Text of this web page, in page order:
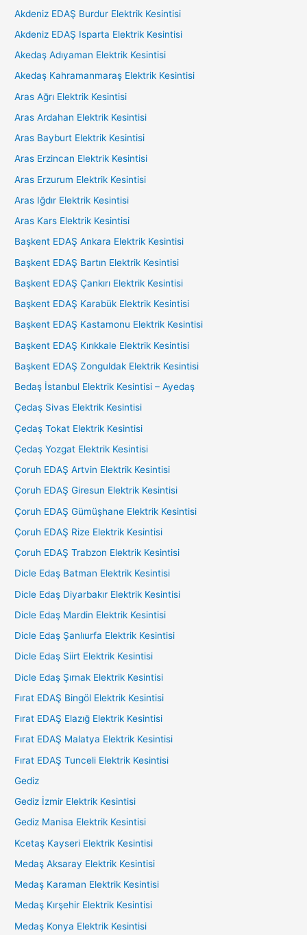
Akdeniz EDAŞ Burdur Elektrik Kesintisi
Akdeniz EDAŞ Isparta Elektrik Kesintisi
Akedaş Adıyaman Elektrik Kesintisi
Akedaş Kahramanmaraş Elektrik Kesintisi
Aras Ağrı Elektrik Kesintisi
Aras Ardahan Elektrik Kesintisi
Aras Bayburt Elektrik Kesintisi
Aras Erzincan Elektrik Kesintisi
Aras Erzurum Elektrik Kesintisi
Aras Iğdır Elektrik Kesintisi
Aras Kars Elektrik Kesintisi
Başkent EDAŞ Ankara Elektrik Kesintisi
Başkent EDAŞ Bartın Elektrik Kesintisi
Başkent EDAŞ Çankırı Elektrik Kesintisi
Başkent EDAŞ Karabük Elektrik Kesintisi
Başkent EDAŞ Kastamonu Elektrik Kesintisi
Başkent EDAŞ Kırıkkale Elektrik Kesintisi
Başkent EDAŞ Zonguldak Elektrik Kesintisi
Bedaş İstanbul Elektrik Kesintisi – Ayedaş
Çedaş Sivas Elektrik Kesintisi
Çedaş Tokat Elektrik Kesintisi
Çedaş Yozgat Elektrik Kesintisi
Çoruh EDAŞ Artvin Elektrik Kesintisi
Çoruh EDAŞ Giresun Elektrik Kesintisi
Çoruh EDAŞ Gümüşhane Elektrik Kesintisi
Çoruh EDAŞ Rize Elektrik Kesintisi
Çoruh EDAŞ Trabzon Elektrik Kesintisi
Dicle Edaş Batman Elektrik Kesintisi
Dicle Edaş Diyarbakır Elektrik Kesintisi
Dicle Edaş Mardin Elektrik Kesintisi
Dicle Edaş Şanlıurfa Elektrik Kesintisi
Dicle Edaş Siirt Elektrik Kesintisi
Dicle Edaş Şırnak Elektrik Kesintisi
Fırat EDAŞ Bingöl Elektrik Kesintisi
Fırat EDAŞ Elazığ Elektrik Kesintisi
Fırat EDAŞ Malatya Elektrik Kesintisi
Fırat EDAŞ Tunceli Elektrik Kesintisi
Gediz
Gediz İzmir Elektrik Kesintisi
Gediz Manisa Elektrik Kesintisi
Kcetaş Kayseri Elektrik Kesintisi
Medaş Aksaray Elektrik Kesintisi
Medaş Karaman Elektrik Kesintisi
Medaş Kırşehir Elektrik Kesintisi
Medaş Konya Elektrik Kesintisi